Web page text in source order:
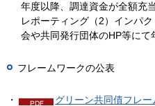
年度以降、調達資金が全額充
レポーティング（2）インパ
会や共同発行団体のHP等にて
フレームワークの公表
・ グリーン共同債フレー